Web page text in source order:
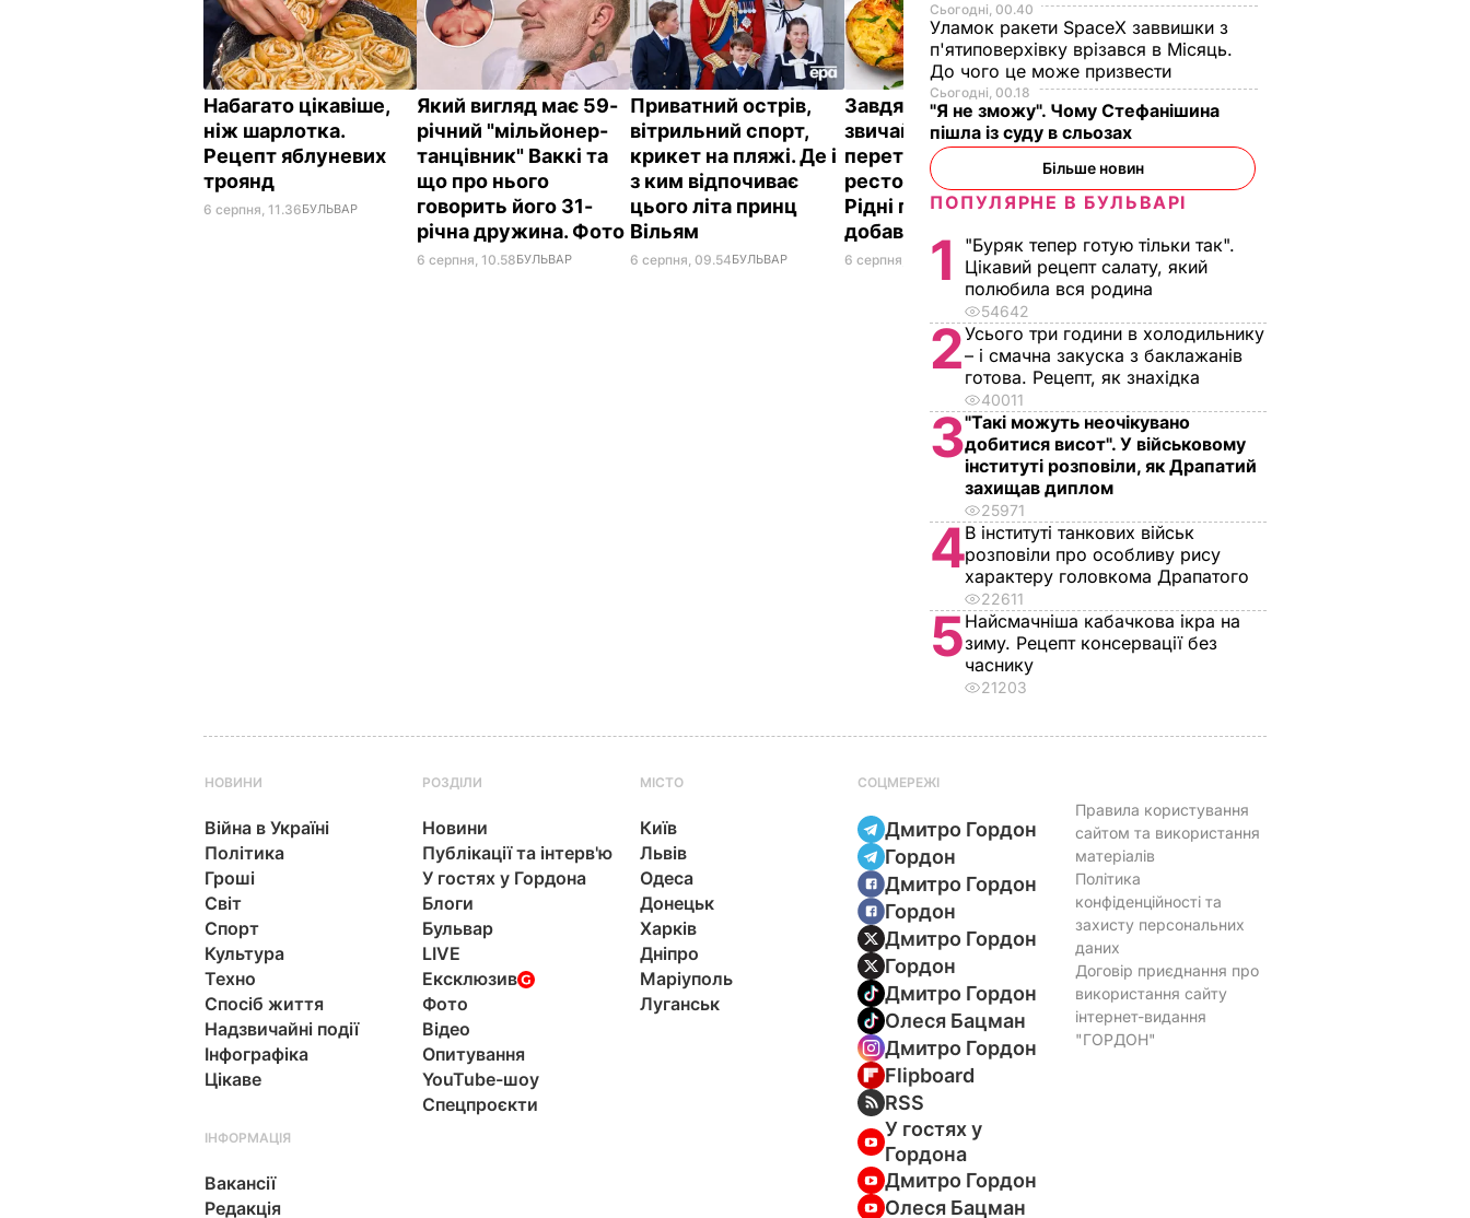
Набагато цікавіше,
ніж шарлотка.
Рецепт яблуневих
троянд
6 серпня, 11.36БУЛЬВАР
Який вигляд має 59-
річний "мільйонер-
танцівник" Ваккі та
що про нього
говорить його 31-
річна дружина. Фото
6 серпня, 10.58БУЛЬВАР
Приватний острів,
вітрильний спорт,
крикет на пляжі. Де і
з ким відпочиває
цього літа принц
Вільям
6 серпня, 09.54БУЛЬВАР
Завдяки цьому
звичайна картопля
перетворюється на
ресторанну страву.
Рідні проситимуть
добавки
6 серпня, 08.09 БУЛЬВАР
Яйця не винні. Що
насправді підвищує
Сьогодні, 00.40
Уламок ракети SpaceX заввишки з
п'ятиповерхівку врізався в Місяць.
До чого це може призвести
Сьогодні, 00.18
"Я не зможу". Чому Стефанішина
пішла із суду в сльозах
Більше новин
ПОПУЛЯРНЕ В БУЛЬВАРІ
1
"Буряк тепер готую тільки так".
Цікавий рецепт салату, який
полюбила вся родина
54642
2Усього три години в холодильнику
– і смачна закуска з баклажанів
готова. Рецепт, як знахідка
40011
3"Такі можуть неочікувано
добитися висот". У військовому
інституті розповіли, як Драпатий
захищав диплом
25971
4В інституті танкових військ
розповіли про особливу рису
характеру головкома Драпатого
22611
5Найсмачніша кабачкова ікра на
зиму. Рецепт консервації без
часнику
21203
НОВИНИ
Війна в Україні
Політика
Гроші
Світ
Спорт
Культура
Техно
Спосіб життя
Надзвичайні події
Інфографіка
Цікаве
РОЗДІЛИ
Новини
Публікації та інтерв'ю
У гостях у Гордона
Блоги
Бульвар
LIVE
Ексклюзив
Фото
Відео
Опитування
YouTube-шоу
Спецпроєкти
МІСТО
Київ
Львів
Одеса
Донецьк
Харків
Дніпро
Маріуполь
Луганськ
СОЦМЕРЕЖІ
Дмитро Гордон
Гордон
Дмитро Гордон
Гордон
Дмитро Гордон
Гордон
Дмитро Гордон
Олеся Бацман
Дмитро Гордон
Flipboard
RSS
У гостях у
Гордона
Дмитро Гордон
Олеся Бацман
ІНФОРМАЦІЯ
Вакансії
Редакція
Правила користування
сайтом та використання
матеріалів
Політика
конфіденційності та
захисту персональних
даних
Договір приєднання про
використання сайту
інтернет-видання
"ГОРДОН"